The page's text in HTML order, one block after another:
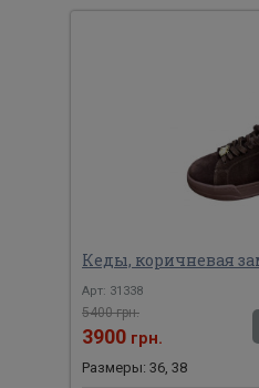
Кеды, коричневая
Арт: 31338
5400 грн.
3900 грн.
Размеры: 36, 38